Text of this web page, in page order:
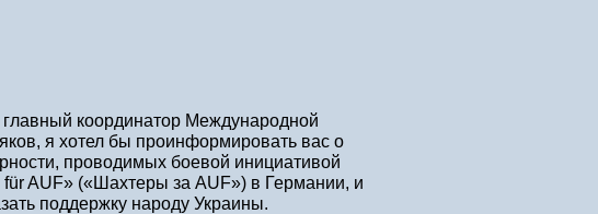
главный координатор Международной
я хотел бы проинформировать вас о
проводимых боевой инициативой
für AUF» («Шахтеры за AUF») в Германии, и
поддержку народу Украины.